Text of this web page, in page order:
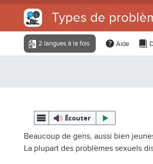
Types de
2 langues à la fois Aide
Écouter
Beaucoup de gens, aussi bien
La plupart des problèmes sexuels